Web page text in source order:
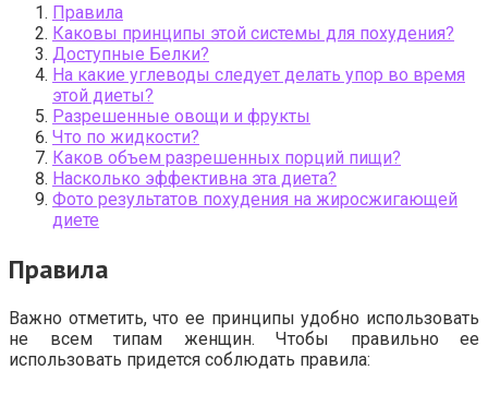
Правила
Каковы принципы этой системы для похудения?
Доступные Белки?
На какие углеводы следует делать упор во время
этой диеты?
Разрешенные овощи и фрукты
Что по жидкости?
Каков объем разрешенных порций пищи?
Насколько эффективна эта диета?
Фото результатов похудения на жиросжигающей
диете
Правила
Важно отметить, что ее принципы удобно использовать
не всем типам женщин. Чтобы правильно ее
использовать придется соблюдать правила: